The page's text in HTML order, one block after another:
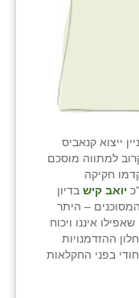
ייצוא קנאביס
למתווה מוסכם
חקיקה
יואב קיש בדיון
– היתר
איננו ויכוח
ההזדמנויות
בפני החקלאות